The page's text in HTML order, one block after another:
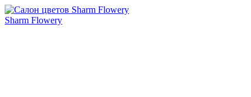
Sharm Flowery